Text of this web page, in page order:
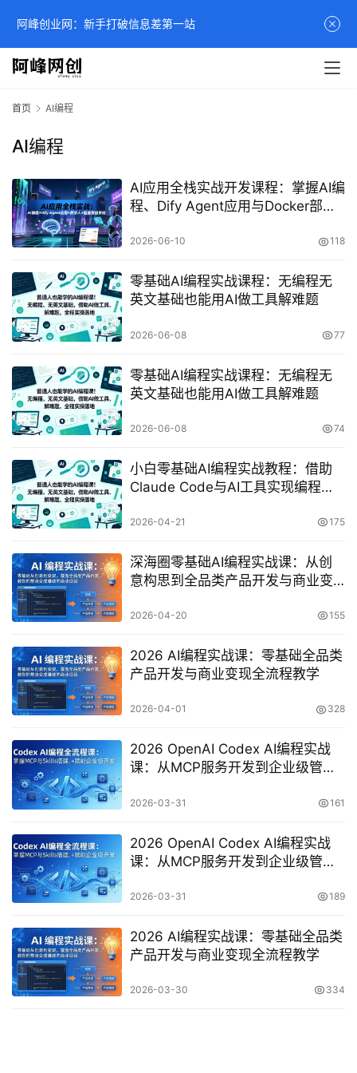
首页 AI编程
AI编程
AI应用全栈实战开发课程：掌握AI编
程、Dify Agent应用与Docker部署
2026-06-10 118
零基础AI编程实战课程：无编程无
英文基础也能用AI做工具解难题
2026-06-08 77
零基础AI编程实战课程：无编程无
英文基础也能用AI做工具解难题
2026-06-08 74
小白零基础AI编程实战教程：借助
Claude Code与AI工具实现编程自
2026-04-21 175
深海圈零基础AI编程实战课：从创
意构思到全品类产品开发与商业变
2026-04-20 155
2026 AI编程实战课：零基础全品类
产品开发与商业变现全流程教学
2026-04-01 328
2026 OpenAI Codex AI编程实战
课：从MCP服务开发到企业级管理
2026-03-31 161
2026 OpenAI Codex AI编程实战
课：从MCP服务开发到企业级管理
2026-03-31 189
2026 AI编程实战课：零基础全品类
产品开发与商业变现全流程教学
2026-03-30 334
阿峰创业网：新手打破信息差第一站